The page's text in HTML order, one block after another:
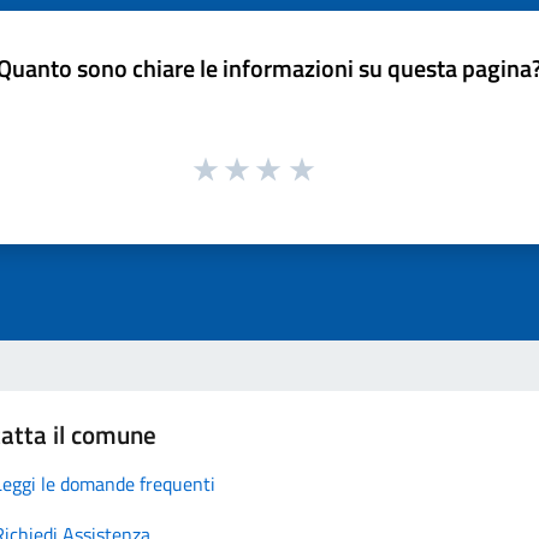
sono chiare le informazioni su questa
il comune
le domande frequenti